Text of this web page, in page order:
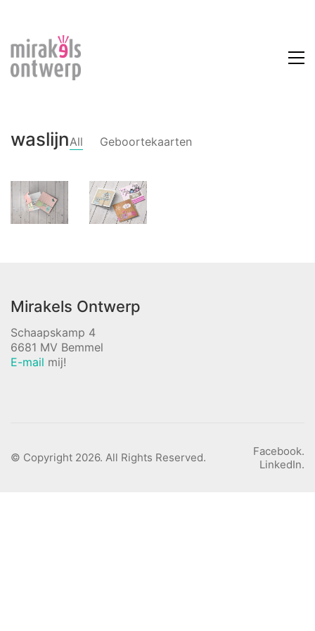
waslijnAll Geboortekaarten
Mirakels Ontwerp
Schaapskamp 4
6681 MV Bemmel
E-mail mij!
Facebook.
LinkedIn.
© Copyright 2026. All Rights Reserved.